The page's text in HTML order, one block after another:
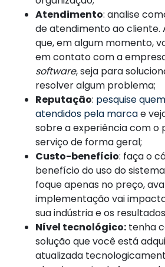
Atendimento: analise
de atendimento ao cliente.
que, em algum momento,
em contato com a
software, seja para
resolver algum problema;
Reputação: pesquise
atendidos pela marcae
sobre a experiência com o
serviço de forma geral;
Custo-benefício: faça o
benefício do uso do
foque apenas no preço,
implementação vai
sua indústria e os
Nível tecnológico: tenha
solução que você está
atualizada